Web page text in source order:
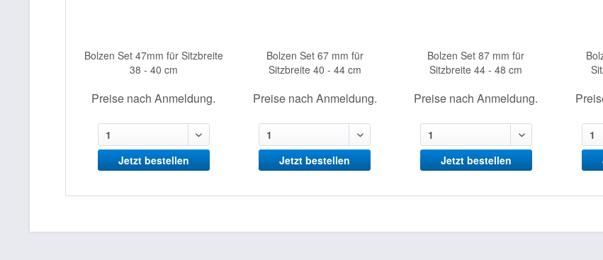
Bolzen Set 47mm für Sitzbreite
38 - 40 cm
Preise nach Anmeldung.
Jetzt bestellen
Bolzen Set 67 mm für
Sitzbreite 40 - 44 cm
Preise nach Anmeldung.
Jetzt bestellen
Bolzen Set 87 mm für
Sitzbreite 44 - 48 cm
Preise nach Anmeldung.
Jetzt bestellen